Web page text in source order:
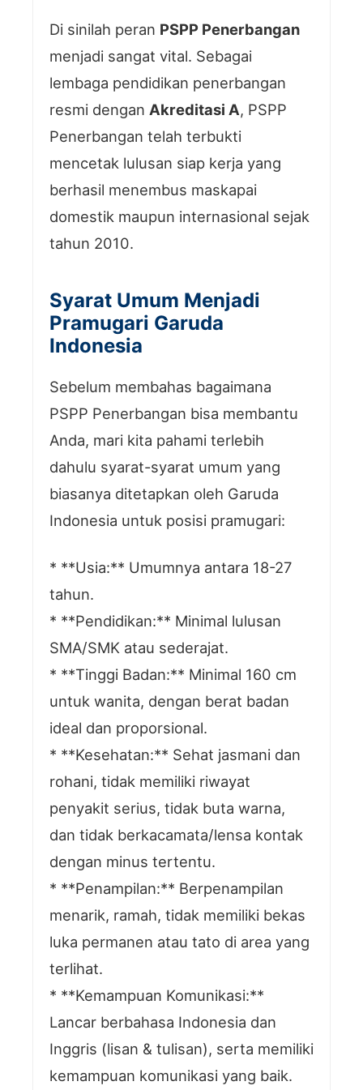
Di sinilah peran PSPP Penerbangan
menjadi sangat vital. Sebagai
lembaga pendidikan penerbangan
resmi dengan Akreditasi A, PSPP
Penerbangan telah terbukti
mencetak lulusan siap kerja yang
berhasil menembus maskapai
domestik maupun internasional sejak
tahun 2010.
Syarat Umum Menjadi
Pramugari Garuda
Indonesia
Sebelum membahas bagaimana
PSPP Penerbangan bisa membantu
Anda, mari kita pahami terlebih
dahulu syarat-syarat umum yang
biasanya ditetapkan oleh Garuda
Indonesia untuk posisi pramugari:
* **Usia:** Umumnya antara 18-27
tahun.
* **Pendidikan:** Minimal lulusan
SMA/SMK atau sederajat.
* **Tinggi Badan:** Minimal 160 cm
untuk wanita, dengan berat badan
ideal dan proporsional.
* **Kesehatan:** Sehat jasmani dan
rohani, tidak memiliki riwayat
penyakit serius, tidak buta warna,
dan tidak berkacamata/lensa kontak
dengan minus tertentu.
* **Penampilan:** Berpenampilan
menarik, ramah, tidak memiliki bekas
luka permanen atau tato di area yang
terlihat.
* **Kemampuan Komunikasi:**
Lancar berbahasa Indonesia dan
Inggris (lisan & tulisan), serta memiliki
kemampuan komunikasi yang baik.